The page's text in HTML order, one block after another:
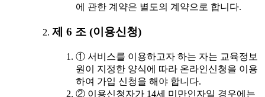
에 관한 계약은 별도의 계약으로 합니다.
제 6 조 (이용신청)
① 서비스를 이용하고자 하는 자는 교육정보
원이 지정한 양식에 따라 온라인신청을 이용
하여 가입 신청을 해야 합니다.
② 이용신청자가 14세 미만인자일 경우에는